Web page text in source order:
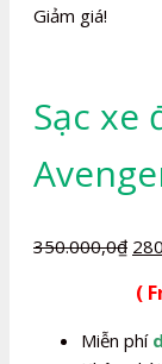
Giảm giá!
Sạc xe
350.000,0₫ Giá
là:
(
Miễn phí